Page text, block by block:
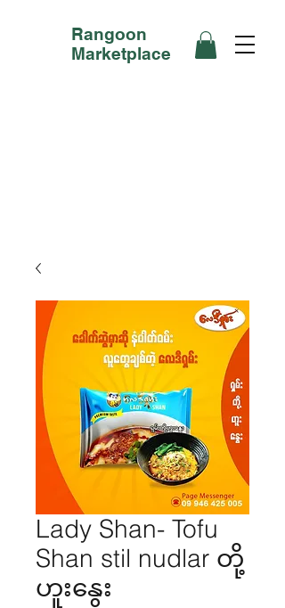
Rangoon
Marketplace
Lady Shan- Tofu
Shan stil nudlar တို့
ဟူးနွေး